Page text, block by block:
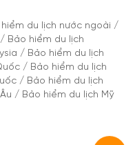
hiểm du lịch nước ngoài /
/ Bảo hiểm du lịch
/ Bảo hiểm du lịch
/ Bảo hiểm du lịch
/ Bảo hiểm du lịch
/ Bảo hiểm du lịch Mỹ